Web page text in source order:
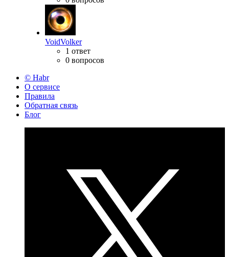
VoidVolker
1 ответ
0 вопросов
© Habr
О сервисе
Правила
Обратная связь
Блог